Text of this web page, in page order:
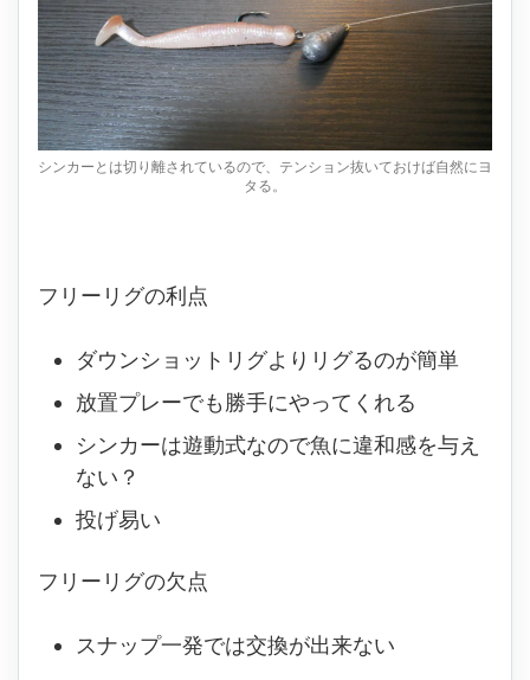
シンカーとは切り離されているので、テンション抜いておけば自然にヨ
タる。
フリーリグの利点
ダウンショットリグよりリグるのが簡単
放置プレーでも勝手にやってくれる
シンカーは遊動式なので魚に違和感を与え
ない？
投げ易い
フリーリグの欠点
スナップ一発では交換が出来ない